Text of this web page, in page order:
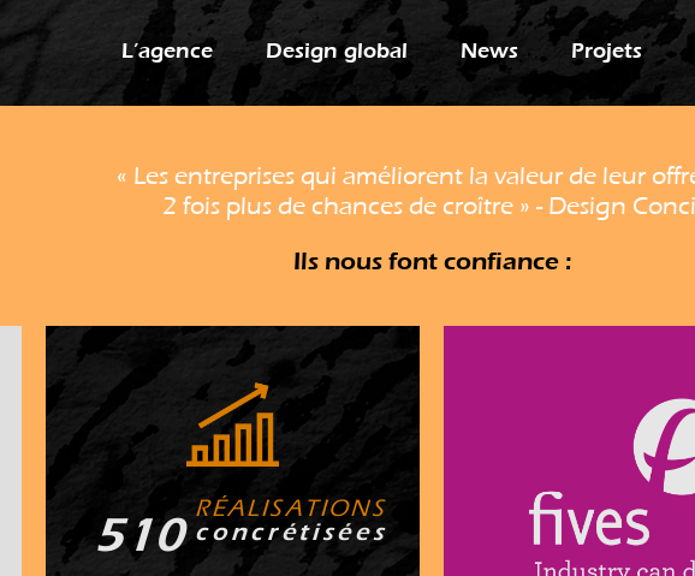
L’agence Design global News Projets
« Les entreprises qui améliorent la valeur de leur
2 fois plus de chances de croître » - Design
Ils nous font confiance :
510 R É A L I S A T I O N S
c o n c r é t i s é e s